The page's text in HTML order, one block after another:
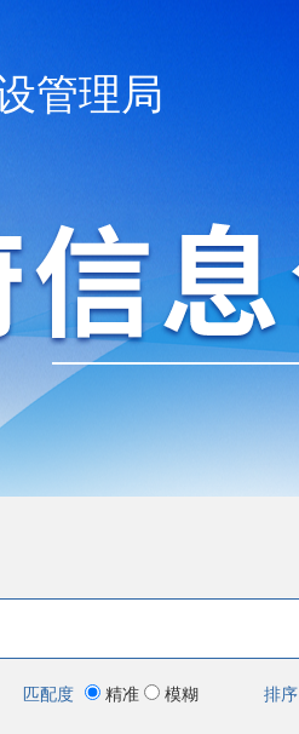
管理局
匹配度 精准 模糊 排序